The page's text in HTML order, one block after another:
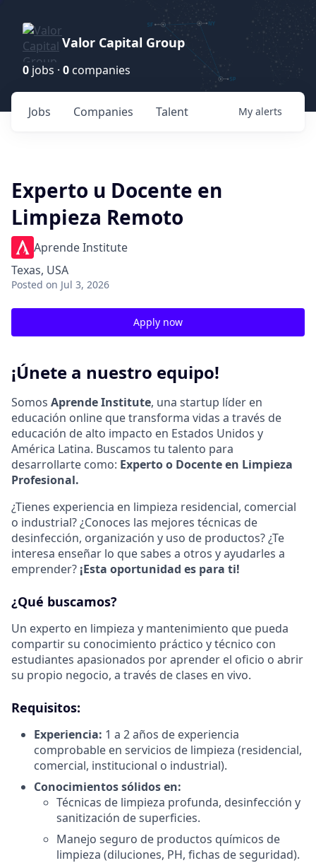
Valor Capital Group
0 jobs · 0 companies
Jobs Companies Talent My alerts
Experto u Docente en
Limpieza Remoto
Aprende Institute
Texas, USA
Posted on Jul 3, 2026
Apply now
¡Únete a nuestro equipo!
Somos Aprende Institute, una startup líder en
educación online que transforma vidas a través de
educación de alto impacto en Estados Unidos y
América Latina. Buscamos tu talento para
desarrollarte como: Experto o Docente en Limpieza
Profesional.
¿Tienes experiencia en limpieza residencial, comercial
o industrial? ¿Conoces las mejores técnicas de
desinfección, organización y uso de productos? ¿Te
interesa enseñar lo que sabes a otros y ayudarles a
emprender? ¡Esta oportunidad es para ti!
¿Qué buscamos?
Un experto en limpieza y mantenimiento que pueda
compartir su conocimiento práctico y técnico con
estudiantes apasionados por aprender el oficio o abrir
su propio negocio, a través de clases en vivo.
Requisitos:
Experiencia: 1 a 2 años de experiencia
comprobable en servicios de limpieza (residencial,
comercial, institucional o industrial).
Conocimientos sólidos en:
Técnicas de limpieza profunda, desinfección y
sanitización de superficies.
Manejo seguro de productos químicos de
limpieza (diluciones, PH, fichas de seguridad).